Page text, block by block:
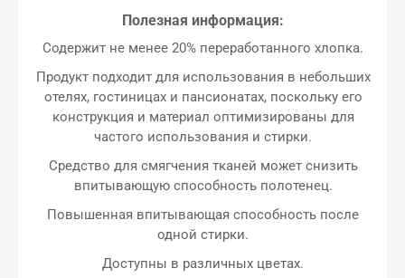
Полезная информация:
Содержит не менее 20% переработанного хлопка.
Продукт подходит для использования в небольших
отелях, гостиницах и пансионатах, поскольку его
конструкция и материал оптимизированы для
частого использования и стирки.
Средство для смягчения тканей может снизить
впитывающую способность полотенец.
Повышенная впитывающая способность после
одной стирки.
Доступны в различных цветах.